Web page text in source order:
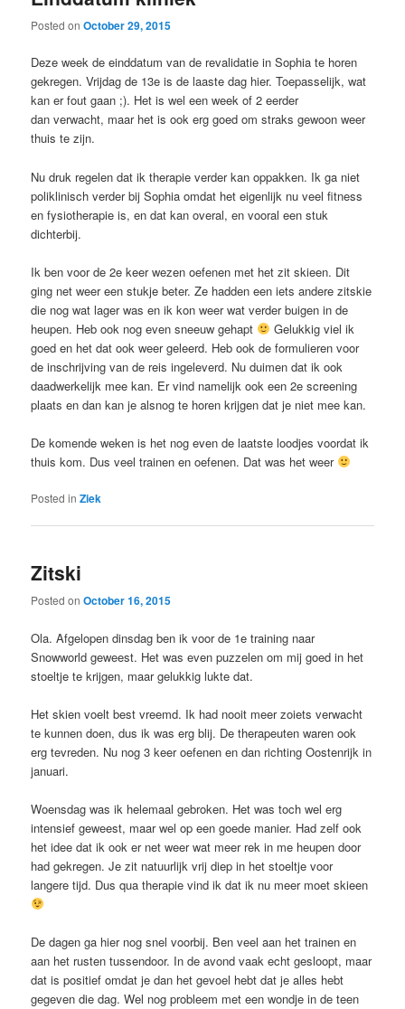
Posted onOctober 29, 2015
Deze week de einddatum van de revalidatie in Sophia te horen
gekregen. Vrijdag de 13e is de laaste dag hier. Toepasselijk, wat
kan er fout gaan ;). Het is wel een week of 2 eerder
dan verwacht, maar het is ook erg goed om straks gewoon weer
thuis te zijn.
Nu druk regelen dat ik therapie verder kan oppakken. Ik ga niet
poliklinisch verder bij Sophia omdat het eigenlijk nu veel fitness
en fysiotherapie is, en dat kan overal, en vooral een stuk
dichterbij.
Ik ben voor de 2e keer wezen oefenen met het zit skieen. Dit
ging net weer een stukje beter. Ze hadden een iets andere zitskie
die nog wat lager was en ik kon weer wat verder buigen in de
heupen. Heb ook nog even sneeuw gehapt
Gelukkig viel ik
goed en het dat ook weer geleerd. Heb ook de formulieren voor
de inschrijving van de reis ingeleverd. Nu duimen dat ik ook
daadwerkelijk mee kan. Er vind namelijk ook een 2e screening
plaats en dan kan je alsnog te horen krijgen dat je niet mee kan.
De komende weken is het nog even de laatste loodjes voordat ik
thuis kom. Dus veel trainen en oefenen. Dat was het weer
Posted in Ziek
Zitski
Posted onOctober 16, 2015
Ola. Afgelopen dinsdag ben ik voor de 1e training naar
Snowworld geweest. Het was even puzzelen om mij goed in het
stoeltje te krijgen, maar gelukkig lukte dat.
Het skien voelt best vreemd. Ik had nooit meer zoiets verwacht
te kunnen doen, dus ik was erg blij. De therapeuten waren ook
erg tevreden. Nu nog 3 keer oefenen en dan richting Oostenrijk in
januari.
Woensdag was ik helemaal gebroken. Het was toch wel erg
intensief geweest, maar wel op een goede manier. Had zelf ook
het idee dat ik ook er net weer wat meer rek in me heupen door
had gekregen. Je zit natuurlijk vrij diep in het stoeltje voor
langere tijd. Dus qua therapie vind ik dat ik nu meer moet skieen
De dagen ga hier nog snel voorbij. Ben veel aan het trainen en
aan het rusten tussendoor. In de avond vaak echt gesloopt, maar
dat is positief omdat je dan het gevoel hebt dat je alles hebt
gegeven die dag. Wel nog probleem met een wondje in de teen